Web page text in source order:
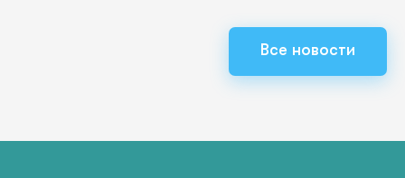
при сочетанном применении этих иммуномодуляторов
с вирусом бешенства и масляным адьювантом.
Показаны преимущества препарата «Иммунофан»,
Все новости